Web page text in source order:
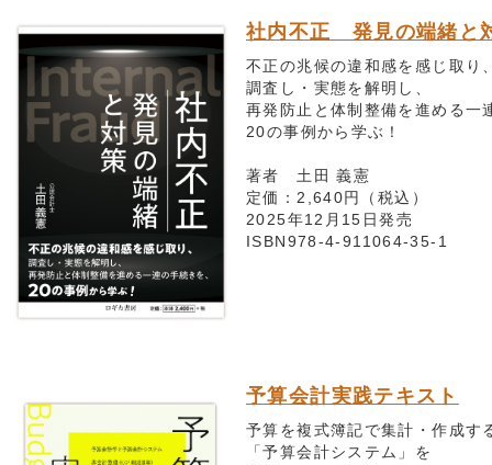
社内不正 発見の端緒と
不正の兆候の違和感を感じ取り
調査し・実態を解明し、
再発防止と体制整備を進める一
20の事例から学ぶ！
著者 土田 義憲
定価：2,640円（税込）
2025年12月15日発売
ISBN978-4-911064-35-1
予算会計実践テキスト
予算を複式簿記で集計・作成す
「予算会計システム」を